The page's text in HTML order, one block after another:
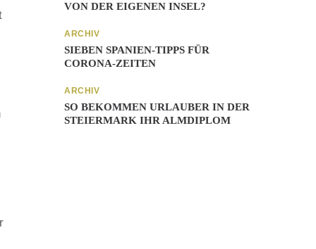
VON DER EIGENEN INSEL?
ARCHIV
SIEBEN SPANIEN-TIPPS FÜR
CORONA-ZEITEN
ARCHIV
SO BEKOMMEN URLAUBER IN DER
STEIERMARK IHR ALMDIPLOM